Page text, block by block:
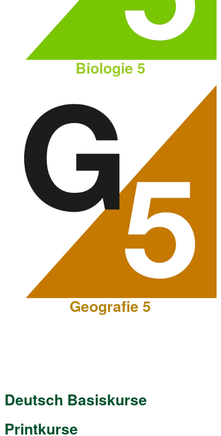
Biologie 5
Geografie 5
Deutsch Basiskurse
Printkurse